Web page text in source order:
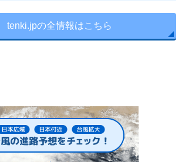
tenki.jpの全情報はこちら